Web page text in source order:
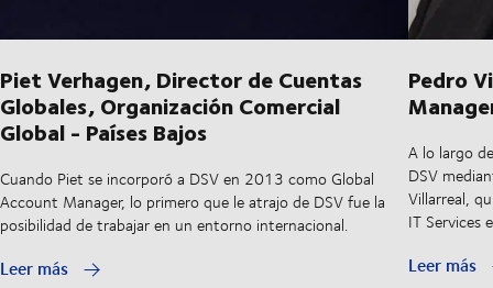
Piet Verhagen, Director de Cuentas
Globales, Organización Comercial
Global - Países Bajos
Cuando Piet se incorporó a DSV en 2013 como Global
Account Manager, lo primero que le atrajo de DSV fue la
posibilidad de trabajar en un entorno internacional.
Leer más
Pedro
A lo largo
DSV
Villarreal,
IT Services
Leer más